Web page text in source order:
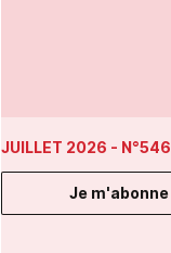
JUILLET 2026 - N°546
Je m'abonne